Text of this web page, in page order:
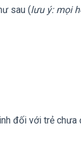
sau (lưu ý: mọi
đối với trẻ chưa